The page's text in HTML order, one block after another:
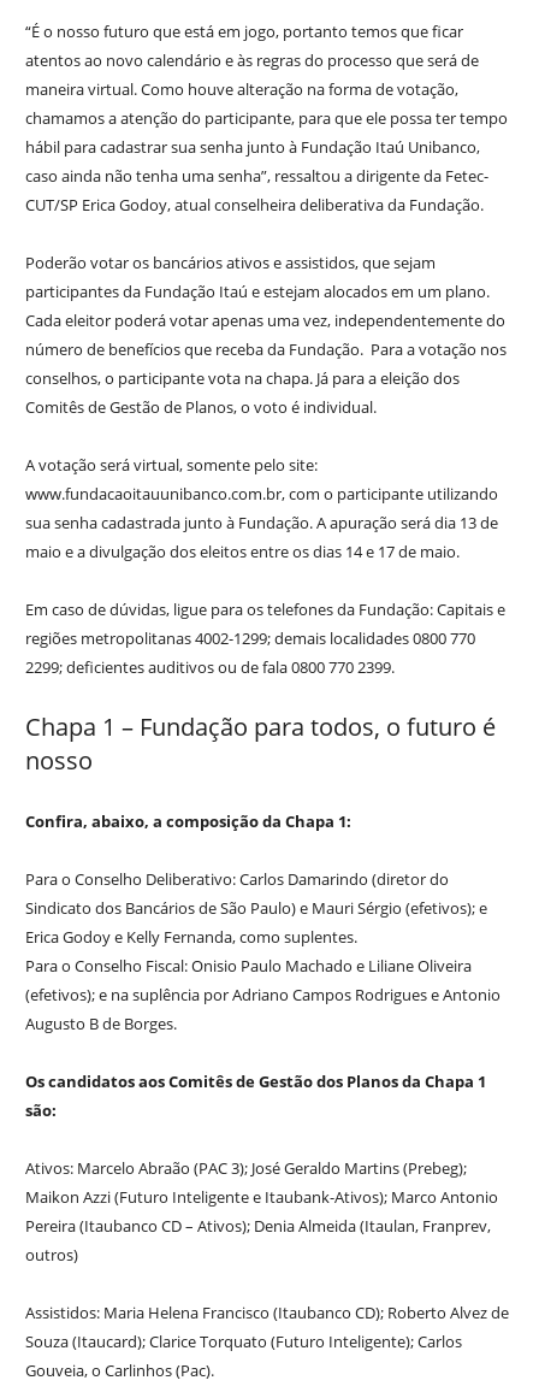
“É o nosso futuro que está em jogo, portanto temos que ficar
atentos ao novo calendário e às regras do processo que será de
maneira virtual. Como houve alteração na forma de votação,
chamamos a atenção do participante, para que ele possa ter tempo
hábil para cadastrar sua senha junto à Fundação Itaú Unibanco,
caso ainda não tenha uma senha”, ressaltou a dirigente da Fetec-
CUT/SP Erica Godoy, atual conselheira deliberativa da Fundação.
Poderão votar os bancários ativos e assistidos, que sejam
participantes da Fundação Itaú e estejam alocados em um plano.
Cada eleitor poderá votar apenas uma vez, independentemente do
número de benefícios que receba da Fundação. Para a votação nos
conselhos, o participante vota na chapa. Já para a eleição dos
Comitês de Gestão de Planos, o voto é individual.
A votação será virtual, somente pelo site:
www.fundacaoitauunibanco.com.br, com o participante utilizando
sua senha cadastrada junto à Fundação. A apuração será dia 13 de
maio e a divulgação dos eleitos entre os dias 14 e 17 de maio.
Em caso de dúvidas, ligue para os telefones da Fundação: Capitais e
regiões metropolitanas 4002-1299; demais localidades 0800 770
2299; deficientes auditivos ou de fala 0800 770 2399.
Chapa 1 – Fundação para todos, o futuro é
nosso
Confira, abaixo, a composição da Chapa 1:
Para o Conselho Deliberativo: Carlos Damarindo (diretor do
Sindicato dos Bancários de São Paulo) e Mauri Sérgio (efetivos); e
Erica Godoy e Kelly Fernanda, como suplentes.
Para o Conselho Fiscal: Onisio Paulo Machado e Liliane Oliveira
(efetivos); e na suplência por Adriano Campos Rodrigues e Antonio
Augusto B de Borges.
Os candidatos aos Comitês de Gestão dos Planos da Chapa 1
são:
Ativos: Marcelo Abraão (PAC 3); José Geraldo Martins (Prebeg);
Maikon Azzi (Futuro Inteligente e Itaubank-Ativos); Marco Antonio
Pereira (Itaubanco CD – Ativos); Denia Almeida (Itaulan, Franprev,
outros)
Assistidos: Maria Helena Francisco (Itaubanco CD); Roberto Alvez de
Souza (Itaucard); Clarice Torquato (Futuro Inteligente); Carlos
Gouveia, o Carlinhos (Pac).